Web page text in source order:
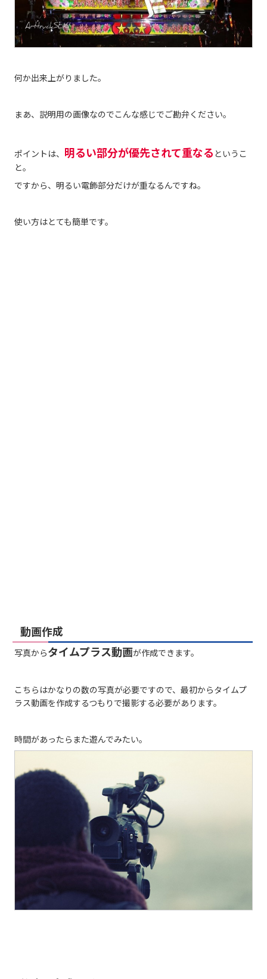
何か出来上がりました。
まあ、説明用の画像なのでこんな感じでご勘弁ください。
ポイントは、 明るい部分が優先されて重なる というこ
と。
ですから、明るい電飾部分だけが重なるんですね。
使い方はとても簡単です。
動画作成
写真からタイムプラス動画が作成できます。
こちらはかなりの数の写真が必要ですので、最初からタイムプ
ラス動画を作成するつもりで撮影する必要があります。
時間があったらまた遊んでみたい。